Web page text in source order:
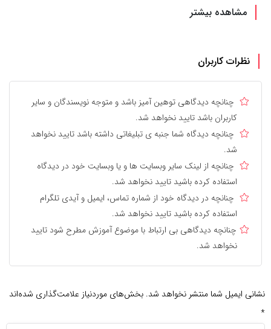
مشاهده بیشتر
نظرات کاربران
چنانچه دیدگاهی توهین آمیز باشد و متوجه نویسندگان و سایر
کاربران باشد تایید نخواهد شد.
چنانچه دیدگاه شما جنبه ی تبلیغاتی داشته باشد تایید نخواهد
شد.
چنانچه از لینک سایر وبسایت ها و یا وبسایت خود در دیدگاه
استفاده کرده باشید تایید نخواهد شد.
چنانچه در دیدگاه خود از شماره تماس، ایمیل و آیدی تلگرام
استفاده کرده باشید تایید نخواهد شد.
چنانچه دیدگاهی بی ارتباط با موضوع آموزش مطرح شود تایید
نخواهد شد.
نشانی ایمیل شما منتشر نخواهد شد. بخش‌های موردنیاز علامت‌گذاری شده‌اند
*